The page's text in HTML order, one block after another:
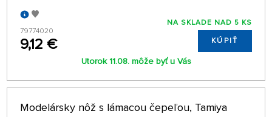
79774020
9,12 €
NA SKLADE NAD 5 KS
KÚPIŤ
Utorok 11.08. môže byť u Vás
Modelársky nôž s lámacou čepeľou, Tamiya